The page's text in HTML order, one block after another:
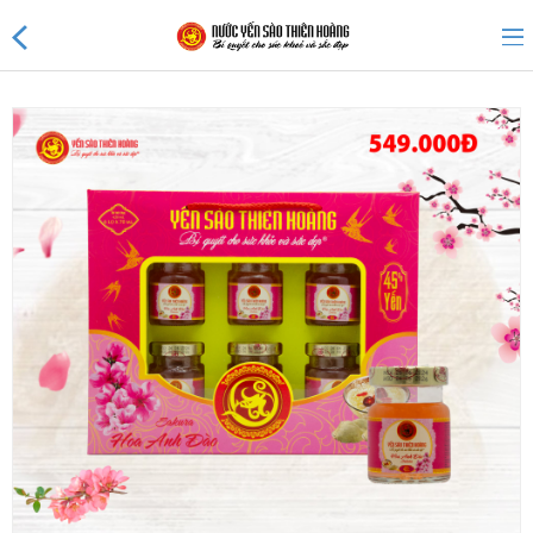
Sản phẩm khuyến mãi
Nước Yến Thiên Hoàng 45%
Nước Yến Thiên Hoàng 41%
Nước Yến 25% không đường
Nước Yến Thiên Hoàng 20%